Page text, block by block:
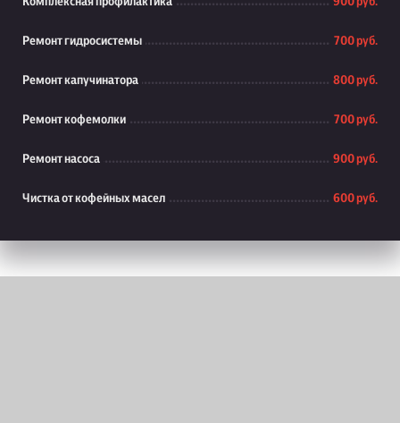
Ремонт гидросистемы 700 руб.
Ремонт капучинатора 800 руб.
Ремонт кофемолки 700 руб.
Ремонт насоса 900 руб.
Чистка от кофейных масел 600 руб.